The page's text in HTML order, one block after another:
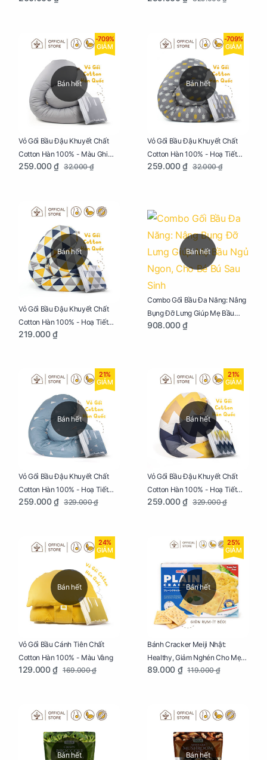
Bán hết
-709%
GIẢM
Vỏ Gối Bầu Đậu Khuyết Chất
Cotton Hàn 100% - Màu Ghi
Xám
259.000 ₫ 32.000 ₫
Bán hết
-709%
GIẢM
Vỏ Gối Bầu Đậu Khuyết Chất
Cotton Hàn 100% - Hoạ Tiết
Xương Cá
259.000 ₫ 32.000 ₫
Bán hết
Vỏ Gối Bầu Đậu Khuyết Chất
Cotton Hàn 100% - Hoạ Tiết
Tam Giác
219.000 ₫
Bán hết
Combo Gối Bầu Đa Năng: Nâng
Bụng Đỡ Lưng Giúp Mẹ Bầu
Ngủ Ngon, Cho Bé Bú Sau Sinh
908.000 ₫
Bán hết
21%
GIẢM
Vỏ Gối Bầu Đậu Khuyết Chất
Cotton Hàn 100% - Hoạ Tiết
Thông Lạnh
259.000 ₫ 329.000 ₫
Bán hết
21%
GIẢM
Vỏ Gối Bầu Đậu Khuyết Chất
Cotton Hàn 100% - Hoạ Tiết
Ziczac
259.000 ₫ 329.000 ₫
Bán hết
24%
GIẢM
Vỏ Gối Bầu Cánh Tiên Chất
Cotton Hàn 100% - Màu Vàng
129.000 ₫ 169.000 ₫
Bán hết
25%
GIẢM
Bánh Cracker Meiji Nhật:
Healthy, Giảm Nghén Cho Mẹ
Bầu Hộp 104g
89.000 ₫ 119.000 ₫
Bán hết Bán hết